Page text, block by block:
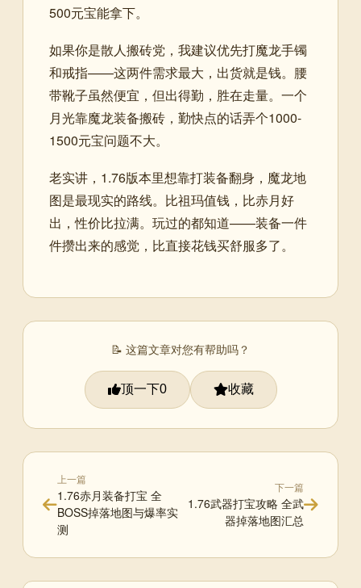
500元宝能拿下。
如果你是散人搬砖党，我建议优先打魔龙手镯
和戒指——这两件需求最大，出货就是钱。腰
带靴子虽然便宜，但出得勤，胜在走量。一个
月光靠魔龙装备搬砖，勤快点的话弄个1000-
1500元宝问题不大。
老实讲，1.76版本里想靠打装备翻身，魔龙地
图是最现实的路线。比祖玛值钱，比赤月好
出，性价比拉满。玩过的都知道——装备一件
件攒出来的感觉，比直接花钱买舒服多了。
📝 这篇文章对您有帮助吗？
顶一下0 收藏
上一篇
1.76赤月装备打宝 全
BOSS掉落地图与爆率实
测
下一篇
1.76武器打宝攻略 全武
器掉落地图汇总